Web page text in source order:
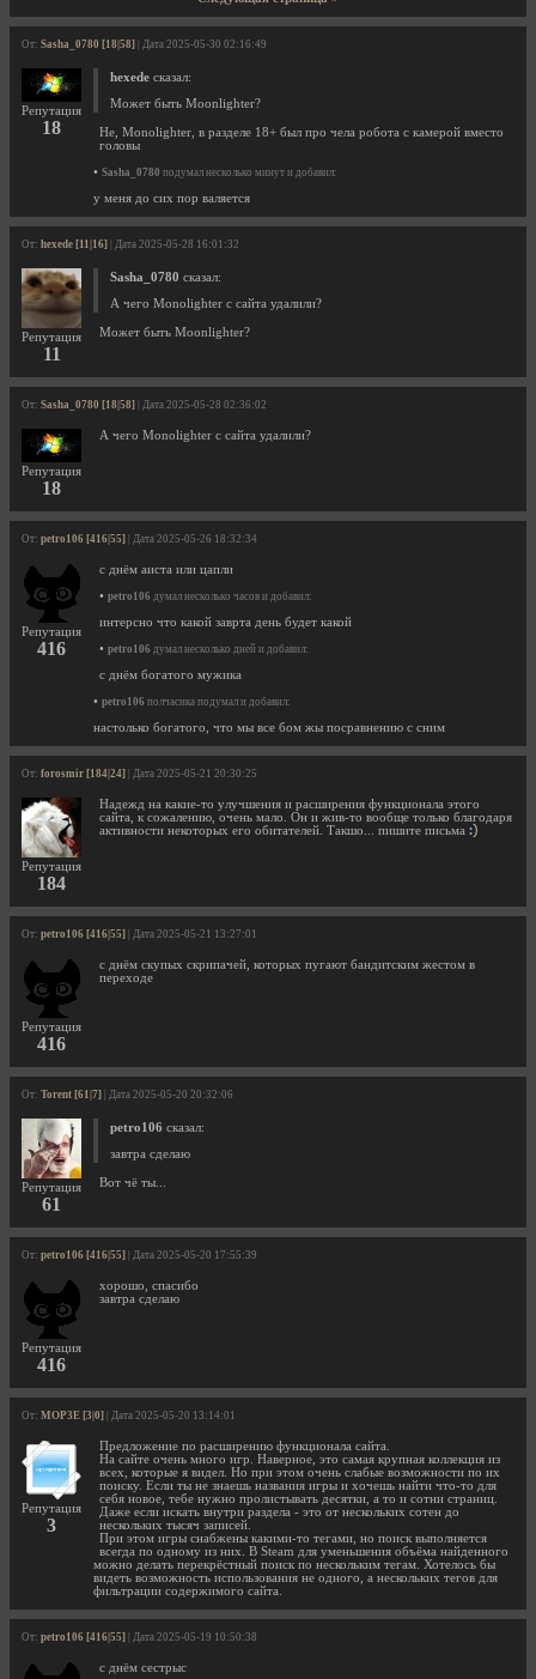
От: Sasha_0780 [18|58] | Дата 2025-05-30 02:16:49
Репутация
18
hexede сказал:
Может быть Moonlighter?
Не, Monolighter, в разделе 18+ был про чела робота с камерой вместо
головы
• Sasha_0780 подумал несколько минут и добавил:
у меня до сих пор валяется
От: hexede [11|16] | Дата 2025-05-28 16:01:32
Репутация
11
Sasha_0780 сказал:
А чего Monolighter с сайта удалили?
Может быть Moonlighter?
От: Sasha_0780 [18|58] | Дата 2025-05-28 02:36:02
Репутация
18
А чего Monolighter с сайта удалили?
От: petro106 [416|55] | Дата 2025-05-26 18:32:34
Репутация
416
с днём аиста или цапли
• petro106 думал несколько часов и добавил:
интерсно что какой заврта день будет какой
• petro106 думал несколько дней и добавил:
с днём богатого мужика
• petro106 полчасика подумал и добавил:
настолько богатого, что мы все бом жы посравнению с сним
От: forosmir [184|24] | Дата 2025-05-21 20:30:25
Репутация
184
Надежд на какие-то улучшения и расширения функционала этого
сайта, к сожалению, очень мало. Он и жив-то вообще только благодаря
активности некоторых его обитателей. Такшо... пишите письма
От: petro106 [416|55] | Дата 2025-05-21 13:27:01
Репутация
416
с днём скупых скрипачей, которых пугают бандитским жестом в
переходе
От: Torent [61|7] | Дата 2025-05-20 20:32:06
Репутация
61
petro106 сказал:
завтра сделаю
Вот чё ты...
От: petro106 [416|55] | Дата 2025-05-20 17:55:39
Репутация
416
хорошо, спасибо
завтра сделаю
От: MOP3E [3|0] | Дата 2025-05-20 13:14:01
Репутация
3
Предложение по расширению функционала сайта.
На сайте очень много игр. Наверное, это самая крупная коллекция из
всех, которые я видел. Но при этом очень слабые возможности по их
поиску. Если ты не знаешь названия игры и хочешь найти что-то для
себя новое, тебе нужно пролистывать десятки, а то и сотни страниц.
Даже если искать внутри раздела - это от нескольких сотен до
нескольких тысяч записей.
При этом игры снабжены какими-то тегами, но поиск выполняется
всегда по одному из них. В Steam для уменьшения объёма найденного
можно делать перекрёстный поиск по нескольким тегам. Хотелось бы
видеть возможность использования не одного, а нескольких тегов для
фильтрации содержимого сайта.
От: petro106 [416|55] | Дата 2025-05-19 10:50:38
с днём сестрыс